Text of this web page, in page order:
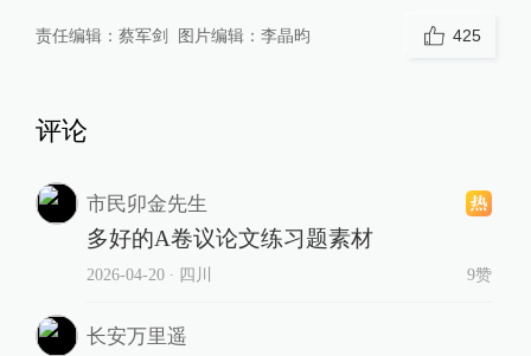
责任编辑： 蔡军剑 图片编辑： 李晶昀 425
评论
市民卯金先生
多好的A卷议论文练习题素材
2026-04-20∙ 四川 9赞
长安万里遥